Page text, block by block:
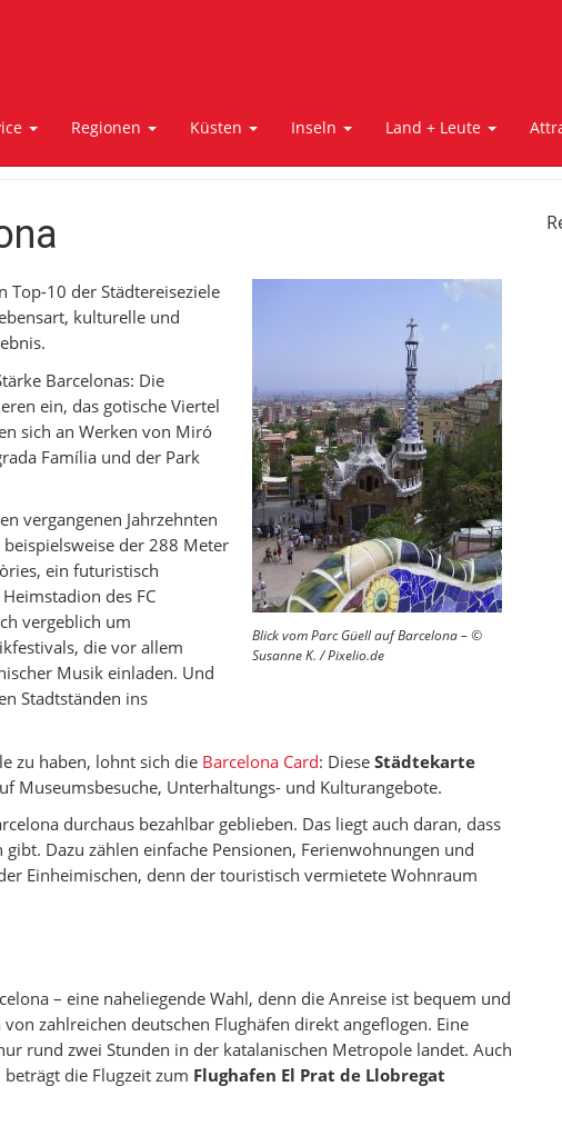
Regionen Küsten Inseln Land + Leute
Blick vom Parc Güell auf Barcelona – ©
Susanne K. / Pixelio.de
Top-10 der Städtereiseziele
kulturelle und
Barcelonas: Die
ein, das gotische Viertel
sich an Werken von Miró
Família und der Park
vergangenen Jahrzehnten
der 288 Meter
ein futuristisch
des FC
vergeblich um
die vor allem
Musik einladen. Und
Stadtständen ins
zu haben, lohnt sich die Barcelona Card: Diese Städtekarte
Museumsbesuche, Unterhaltungs- und Kulturangebote.
durchaus bezahlbar geblieben. Das liegt auch daran, dass
Dazu zählen einfache Pensionen, Ferienwohnungen und
Einheimischen, denn der touristisch vermietete Wohnraum
– eine naheliegende Wahl, denn die Anreise ist bequem und
zahlreichen deutschen Flughäfen direkt angeflogen. Eine
rund zwei Stunden in der katalanischen Metropole landet. Auch
die Flugzeit zum Flughafen El Prat de Llobregat